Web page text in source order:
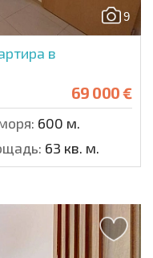
9
в
69 000 €
600 м.
63 кв. м.